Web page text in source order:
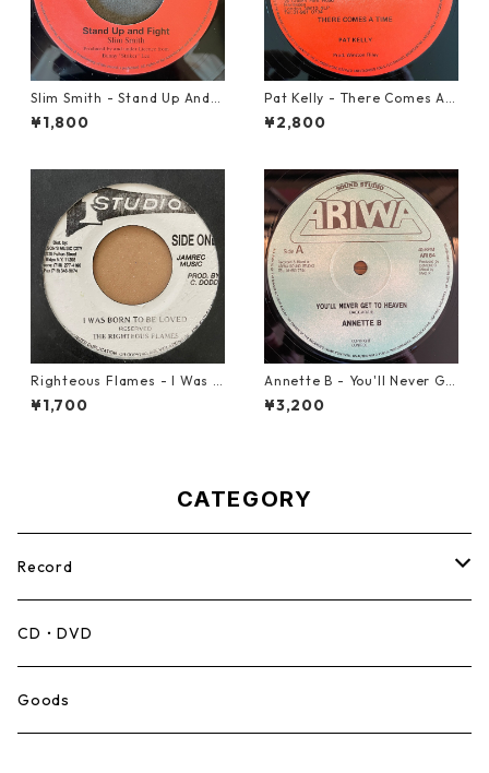
Slim Smith - Stand Up And F
ight 【7-21832】
¥1,800
Pat Kelly - There Comes A T
ime【12-50057】
¥2,800
Righteous Flames - I Was B
orn To Be Loved【7-21191】
¥1,700
Annette B - You'll Never Ge
t To Heaven【12-50058】
¥3,200
CATEGORY
Record
Mento,Calypso,Ballad
Ska
CD・DVD
Goods